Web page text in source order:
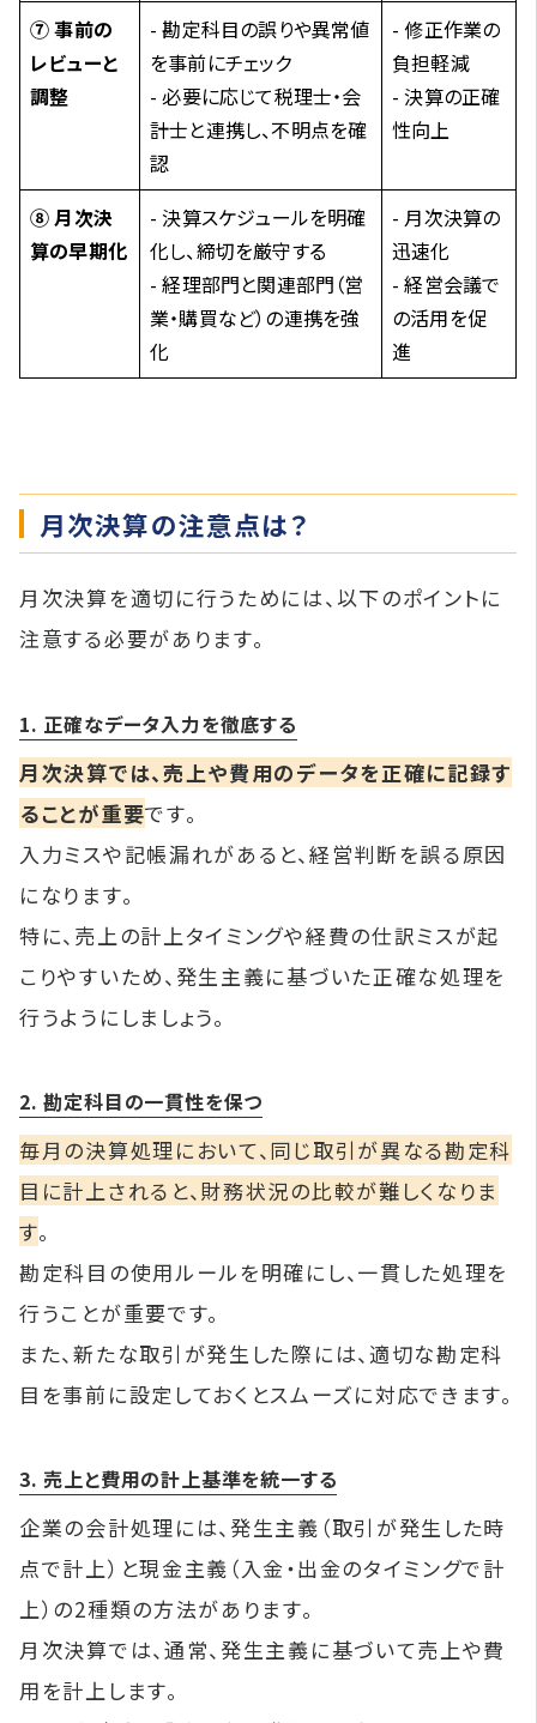
⑦ 事前の
レビューと
調整
- 勘定科目の誤りや異常値
を事前にチェック
- 必要に応じて税理士・会
計士と連携し、不明点を確
認
- 修正作業の
負担軽減
- 決算の正確
性向上
⑧ 月次決
算の早期化
- 決算スケジュールを明確
化し、締切を厳守する
- 経理部門と関連部門（営
業・購買など）の連携を強
化
- 月次決算の
迅速化
- 経営会議で
の活用を促
進
月次決算の注意点は？
月次決算を適切に行うためには、以下のポイントに
注意する必要があります。
1. 正確なデータ入力を徹底する
月次決算では、売上や費用のデータを正確に記録す
ることが重要です。
入力ミスや記帳漏れがあると、経営判断を誤る原因
になります。
特に、売上の計上タイミングや経費の仕訳ミスが起
こりやすいため、発生主義に基づいた正確な処理を
行うようにしましょう。
2. 勘定科目の一貫性を保つ
毎月の決算処理において、同じ取引が異なる勘定科
目に計上されると、財務状況の比較が難しくなりま
す。
勘定科目の使用ルールを明確にし、一貫した処理を
行うことが重要です。
また、新たな取引が発生した際には、適切な勘定科
目を事前に設定しておくとスムーズに対応できます。
3. 売上と費用の計上基準を統一する
企業の会計処理には、発生主義（取引が発生した時
点で計上）と現金主義（入金・出金のタイミングで計
上）の2種類の方法があります。
月次決算では、通常、発生主義に基づいて売上や費
用を計上します。